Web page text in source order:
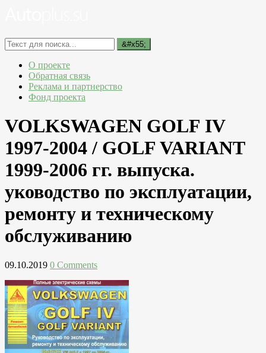
О проекте
Обратная связь
Реклама и партнерство
Фонд проекта
VOLKSWAGEN GOLF IV
1997-2004 / GOLF VARIANT
1999-2006 гг. выпуска.
уководство по эксплуатации,
ремонту и техническому
обслуживанию
09.10.2019 0 Comments